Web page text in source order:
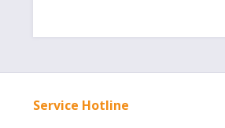
Service Hotline